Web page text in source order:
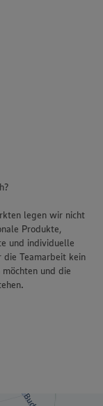
legen wir nicht
Produkte,
und individuelle
die Teamarbeit kein
und die